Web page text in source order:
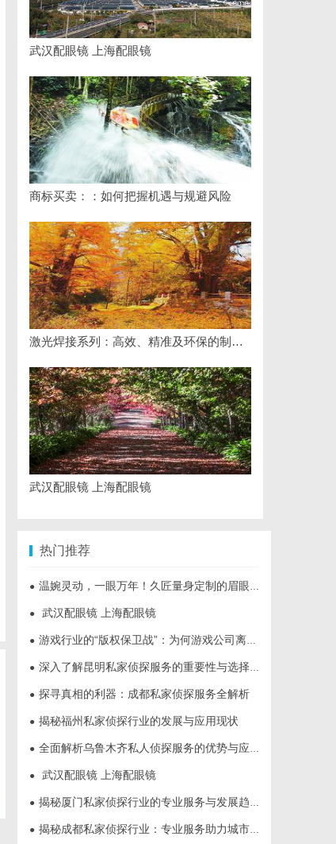
武汉配眼镜 上海配眼镜
商标买卖：：如何把握机遇与规避风险
激光焊接系列：高效、精准及环保的制造解决方案
武汉配眼镜 上海配眼镜
热门推荐
● 温婉灵动，一眼万年！久匠量身定制的眉眼唇，才是你整张脸的点睛之笔！淡颜系女生的气质加分项
● 武汉配眼镜 上海配眼镜
● 游戏行业的“版权保卫战”：为何游戏公司离不开版权律师
● 深入了解昆明私家侦探服务的重要性与选择指南
● 探寻真相的利器：成都私家侦探服务全解析
● 揭秘福州私家侦探行业的发展与应用现状
● 全面解析乌鲁木齐私人侦探服务的优势与应用
● 武汉配眼镜 上海配眼镜
● 揭秘厦门私家侦探行业的专业服务与发展趋势
● 揭秘成都私家侦探行业：专业服务助力城市安宁